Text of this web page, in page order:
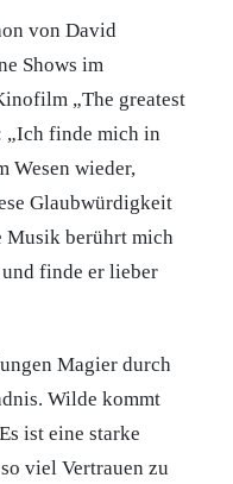
von David
Shows im
„The greatest
„Ich finde mich in
Wesen wieder,
Glaubwürdigkeit
Musik berührt mich
finde er lieber
Magier durch
Wilde kommt
ist eine starke
viel Vertrauen zu